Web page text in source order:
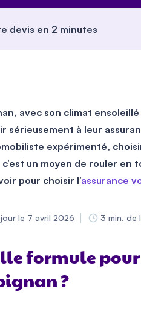
devis en 2 minutes
avec son climat
sérieusement à leur
expérimenté,
c’est un moyen de rouler
pour choisir l’assurance
le 7 avril 2026 3 min. de
formule pour
?